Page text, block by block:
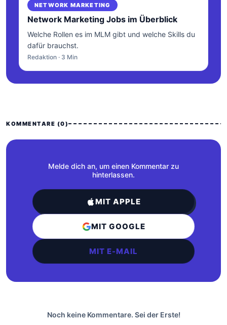
NETWORK MARKETING
Network Marketing Jobs im Überblick
Welche Rollen es im MLM gibt und welche Skills du
dafür brauchst.
Redaktion · 3 Min
KOMMENTARE (0)
Melde dich an, um einen Kommentar zu
hinterlassen.
MIT APPLE
MIT GOOGLE
MIT E-MAIL
Noch keine Kommentare. Sei der Erste!